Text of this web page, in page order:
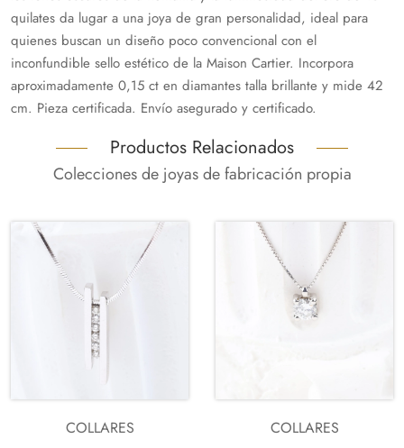
quilates da lugar a una joya de gran personalidad, ideal para
quienes buscan un diseño poco convencional con el
inconfundible sello estético de la Maison Cartier. Incorpora
aproximadamente 0,15 ct en diamantes talla brillante y mide 42
cm. Pieza certificada. Envío asegurado y certificado.
Productos Relacionados
Colecciones de joyas de fabricación propia
COLLARES
COLLARES